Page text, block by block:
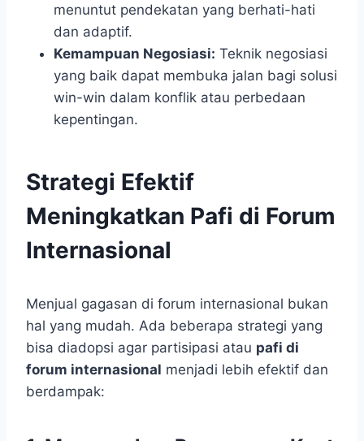
menuntut pendekatan yang berhati-hati
dan adaptif.
Kemampuan Negosiasi: Teknik negosiasi
yang baik dapat membuka jalan bagi solusi
win-win dalam konflik atau perbedaan
kepentingan.
Strategi Efektif
Meningkatkan Pafi di Forum
Internasional
Menjual gagasan di forum internasional bukan
hal yang mudah. Ada beberapa strategi yang
bisa diadopsi agar partisipasi atau pafi di
forum internasional menjadi lebih efektif dan
berdampak: